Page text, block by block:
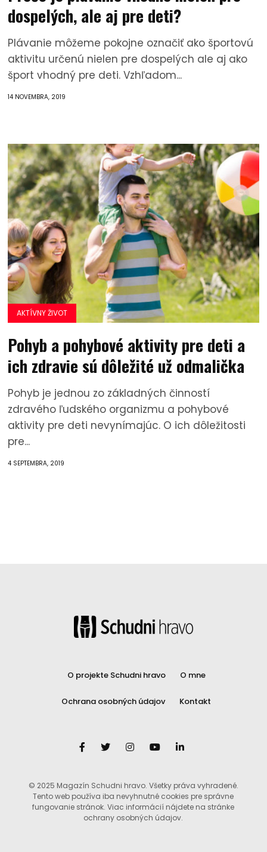
dospelých, ale aj pre deti?
Plávanie môžeme pokojne označiť ako športovú
aktivitu určenú nielen pre dospelých ale aj ako
šport vhodný pre deti. Vzhľadom...
14 NOVEMBRA, 2019
AKTÍVNY ŽIVOT
Pohyb a pohybové aktivity pre deti a
ich zdravie sú dôležité už odmalička
Pohyb je jednou zo základných činností
zdravého ľudského organizmu a pohybové
aktivity pre deti nevynímajúc. O ich dôležitosti
pre...
4 SEPTEMBRA, 2019
O projekte Schudni hravo O mne
Ochrana osobných údajov Kontakt
© 2025 Magazín Schudni hravo. Všetky práva vyhradené.
Tento web používa iba nevyhnutné cookies pre správne
fungovanie stránok. Viac informácií nájdete na stránke
ochrany osobných údajov.